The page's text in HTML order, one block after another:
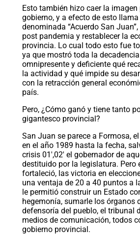
Esto también hizo caer la imagen
gobierno, y a efecto de esto
denominada “Acuerdo San
post pandemia y restablecer la
provincia. Lo cual todo esto fue
ya que mostró toda la
omnipresente y deficiente qué
la actividad y qué impide su
con la retracción general
país.
Pero, ¿Cómo ganó y tiene tanto
gigantesco provincial?
San Juan se parece a Formosa,
en el año 1989 hasta la fecha,
crisis 01′,02′ el gobernador de
destituido por la legislatura. Pero
fortaleció, las victoria en
una ventaja de 20 a 40 puntos a
le permitió construir un Estado
hegemonía, sumarle los órganos
defensoría del pueblo, el tribunal
medios de comunicación, todos
gobierno provincial.